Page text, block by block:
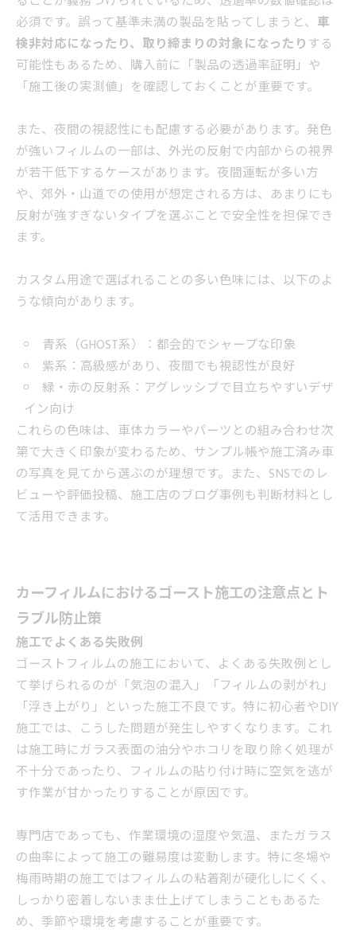
必須です。誤って基準未満の製品を貼ってしまうと、 車
検非対応になったり、取り締まりの対象になったりする
可能性もあるため、購入前に「製品の透過率証明」や
「施工後の実測値」を確認しておくことが重要です。
また、夜間の視認性にも配慮する必要があります。発色
が強いフィルムの一部は、外光の反射で内部からの視界
が若干低下するケースがあります。夜間運転が多い方
や、郊外・山道での使用が想定される方は、あまりにも
反射が強すぎないタイプを選ぶことで安全性を担保でき
ます。
カスタム用途で選ばれることの多い色味には、以下のよ
うな傾向があります。
青系（GHOST系）：都会的でシャープな印象
紫系：高級感があり、夜間でも視認性が良好
緑・赤の反射系：アグレッシブで目立ちやすいデザ
イン向け
これらの色味は、車体カラーやパーツとの組み合わせ次
第で大きく印象が変わるため、サンプル帳や施工済み車
の写真を見てから選ぶのが理想です。また、SNSでのレ
ビューや評価投稿、施工店のブログ事例も判断材料とし
て活用できます。
カーフィルムにおけるゴースト施工の注意点とト
ラブル防止策
施工でよくある失敗例
ゴーストフィルムの施工において、よくある失敗例とし
て挙げられるのが「気泡の混入」「フィルムの剥がれ」
「浮き上がり」といった施工不良です。特に初心者やDIY
施工では、こうした問題が発生しやすくなります。これ
は施工時にガラス表面の油分やホコリを取り除く処理が
不十分であったり、フィルムの貼り付け時に空気を逃が
す作業が甘かったりすることが原因です。
専門店であっても、作業環境の湿度や気温、またガラス
の曲率によって施工の難易度は変動します。特に冬場や
梅雨時期の施工ではフィルムの粘着剤が硬化しにくく、
しっかり密着しないまま仕上げてしまうこともあるた
め、季節や環境を考慮することが重要です。